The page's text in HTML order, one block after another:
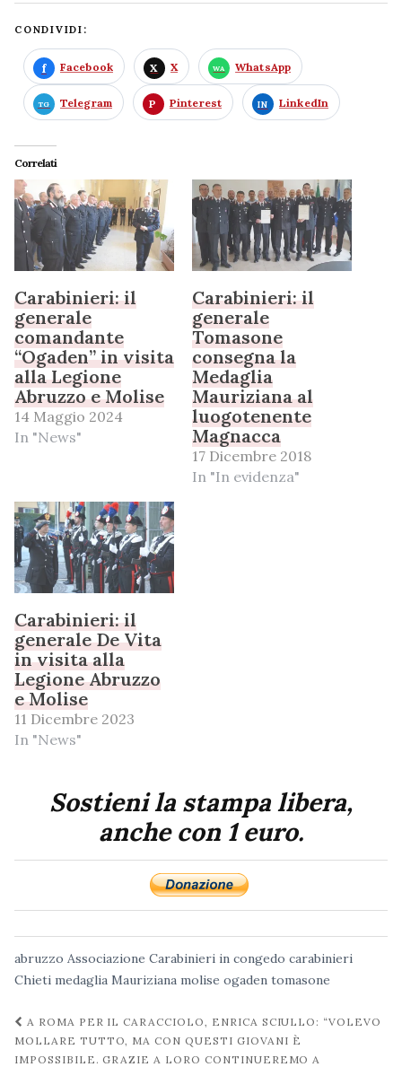
CONDIVIDI:
Facebook X WhatsApp
Telegram Pinterest LinkedIn
Correlati
Carabinieri: il
generale
comandante
“Ogaden” in visita
alla Legione
Abruzzo e Molise
14 Maggio 2024
In "News"
Carabinieri: il
generale
Tomasone
consegna la
Medaglia
Mauriziana al
luogotenente
Magnacca
17 Dicembre 2018
In "In evidenza"
Carabinieri: il
generale De Vita
in visita alla
Legione Abruzzo
e Molise
11 Dicembre 2023
In "News"
Sostieni la stampa libera,
anche con 1 euro.
abruzzo Associazione Carabinieri in congedo carabinieri
Chieti medaglia Mauriziana molise ogaden tomasone
Navigazione
post
A ROMA PER IL CARACCIOLO, ENRICA SCIULLO: “VOLEVO
MOLLARE TUTTO, MA CON QUESTI GIOVANI È
IMPOSSIBILE. GRAZIE A LORO CONTINUEREMO A